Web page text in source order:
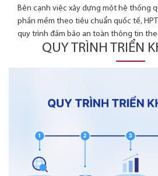
Bên cạnh việc xây dựng một hệ thống
phần mềm theo tiêu chuẩn quốc tế,
quy trình đảm bảo an toàn thông tin
QUY TRÌNH TRIỂN